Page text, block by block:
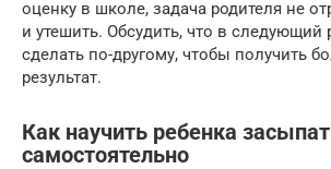
оценку в школе, задача родителя не
и утешить. Обсудить, что в следующий
сделать по-другому, чтобы получить
результат.
Как научить ребенка
самостоятельно